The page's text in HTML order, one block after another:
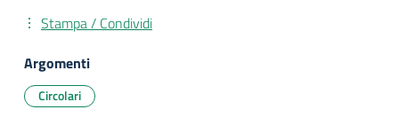
Stampa / Condividi
Argomenti
Circolari